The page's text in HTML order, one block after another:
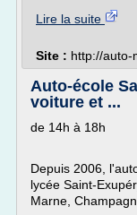
Lire la suite
Site : http://auto-
Auto-école
voiture et ...
de 14h à 18h
Depuis 2006,
lycée Saint-
Marne,